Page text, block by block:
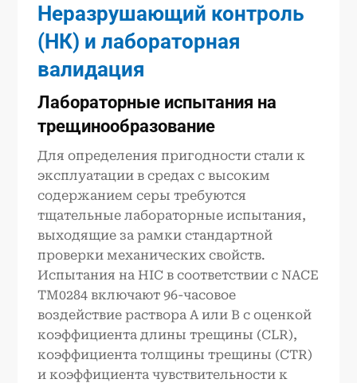
Неразрушающий контроль
(НК) и лабораторная
валидация
Лабораторные испытания на
трещинообразование
Для определения пригодности стали к
эксплуатации в средах с высоким
содержанием серы требуются
тщательные лабораторные испытания,
выходящие за рамки стандартной
проверки механических свойств.
Испытания на HIC в соответствии с NACE
TM0284 включают 96-часовое
воздействие раствора A или B с оценкой
коэффициента длины трещины (CLR),
коэффициента толщины трещины (CTR)
и коэффициента чувствительности к